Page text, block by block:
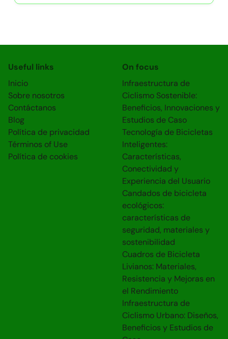
Useful links
Inicio
Sobre nosotros
Contáctanos
Blog
Política de privacidad
Términos of Use
Política de cookies
On focus
Infraestructura de
Ciclismo Sostenible:
Beneficios, Innovaciones y
Estudios de Caso
Tecnología de Bicicletas
Inteligentes:
Características,
Conectividad y
Experiencia del Usuario
Candados de bicicleta
ecológicos:
características de
seguridad, materiales y
sostenibilidad
Cuadros de Bicicleta
Livianos: Materiales,
Resistencia y Mejoras en
el Rendimiento
Infraestructura de
Ciclismo Urbano: Diseños,
Beneficios y Estudios de